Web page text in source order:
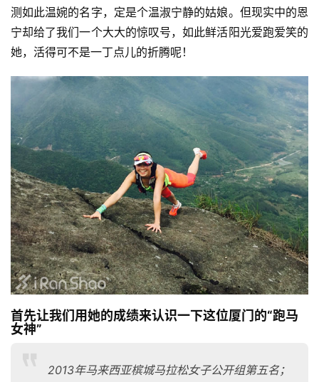
测如此温婉的名字，定是个温淑宁静的姑娘。但现实中的恩
宁却给了我们一个大大的惊叹号，如此鲜活阳光爱跑爱笑的
她，活得可不是一丁点儿的折腾呢！
首先让我们用她的成绩来认识一下这位厦门的“跑马
女神”
2013年马来西亚槟城马拉松女子公开组第五名；